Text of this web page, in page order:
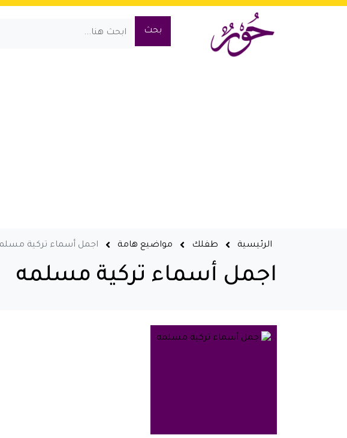
الرئيسية طفلك مواضيع هامة اجمل أسماء تركية
اجمل أسماء تركية مسلمه